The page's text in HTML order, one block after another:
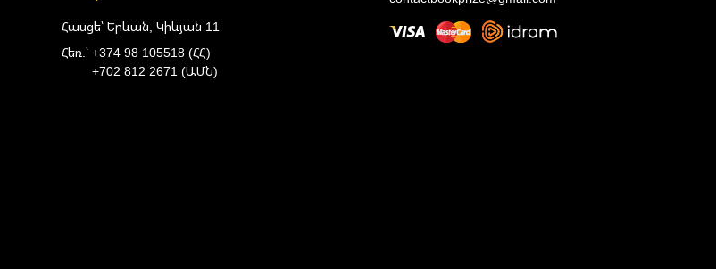
Հասցե՝ Երևան, Կիևյան 11
Հեռ.՝+374 98 105518 (ՀՀ)
+702 812 2671 (ԱՄՆ)